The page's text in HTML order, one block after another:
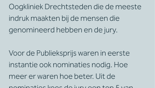
Oogkliniek Drechtsteden die de meeste
indruk maakten bij de mensen die
genomineerd hebben en de jury.
Voor de Publieksprijs waren in eerste
instantie ook nominaties nodig. Hoe
meer er waren hoe beter. Uit de